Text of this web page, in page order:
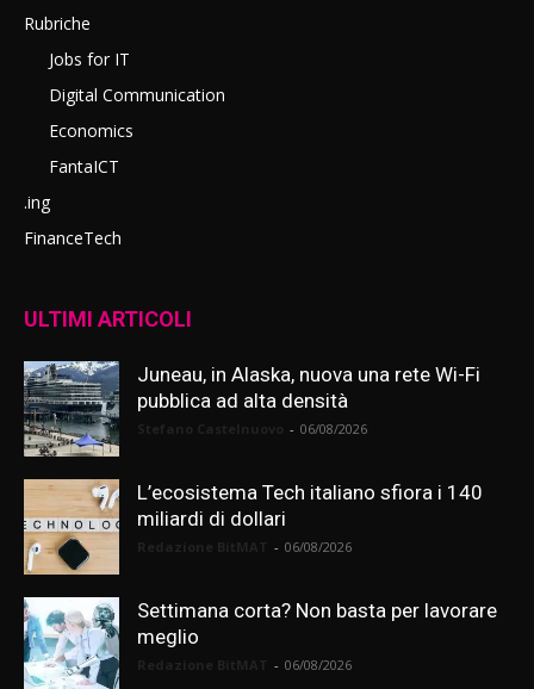
Rubriche
Jobs for IT
Digital Communication
Economics
FantaICT
.ing
FinanceTech
ULTIMI ARTICOLI
Juneau, in Alaska, nuova una rete Wi-Fi
pubblica ad alta densità
- 06/08/2026
L’ecosistema Tech italiano sfiora i 140
miliardi di dollari
- 06/08/2026
Settimana corta? Non basta per lavorare
meglio
- 06/08/2026